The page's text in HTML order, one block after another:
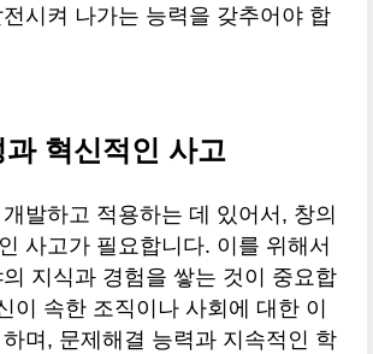
시켜 나가는 능력을 갖추어야 합
혁신적인 사고
발하고 적용하는 데 있어서, 창의
사고가 필요합니다. 이를 위해서
지식과 경험을 쌓는 것이 중요합
이 속한 조직이나 사회에 대한 이
며, 문제해결 능력과 지속적인 학